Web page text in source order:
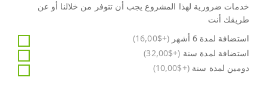
خدمات ضرورية لهذا المشروع يجب أن تتوفر من خلالنا أو عن
طريقك أنت
استضافة لمدة 6 أشهر
(+$16,00)
استضافة لمدة سنة (+$32,00)
دومين لمدة سنة(+$10,00)